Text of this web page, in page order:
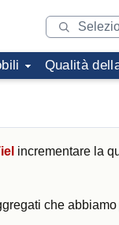
Qualità
incrementare la
che abbiamo